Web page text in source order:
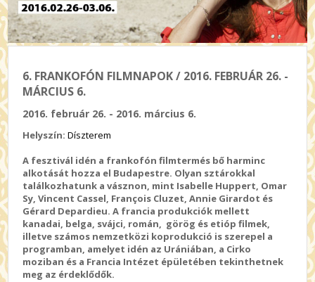
6. FRANKOFÓN FILMNAPOK / 2016. FEBRUÁR 26. -
MÁRCIUS 6.
2016. február 26. - 2016. március 6.
Helyszín:Díszterem
A fesztivál idén a frankofón filmtermés bő harminc
alkotását hozza el Budapestre. Olyan sztárokkal
találkozhatunk a vásznon, mint Isabelle Huppert, Omar
Sy, Vincent Cassel, François Cluzet, Annie Girardot és
Gérard Depardieu. A francia produkciók mellett
kanadai, belga, svájci, román, görög és etióp filmek,
illetve számos nemzetközi koprodukció is szerepel a
programban, amelyet idén az Urániában, a Cirko
moziban és a Francia Intézet épületében tekinthetnek
meg az érdeklődők.